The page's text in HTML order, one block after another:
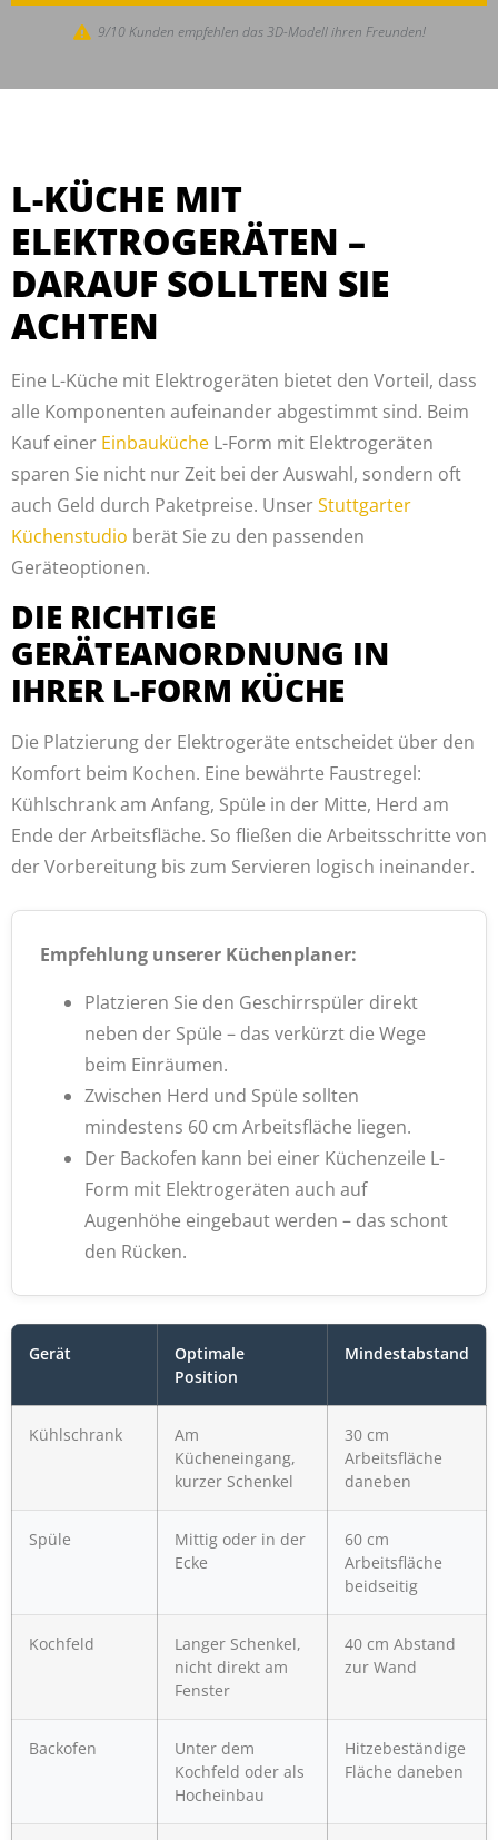
9/10 Kunden empfehlen das 3D-Modell ihren Freunden!
L-KÜCHE MIT
ELEKTROGERÄTEN –
DARAUF SOLLTEN SIE
ACHTEN
Eine L-Küche mit Elektrogeräten bietet den Vorteil, dass
alle Komponenten aufeinander abgestimmt sind. Beim
Kauf einer Einbauküche L-Form mit Elektrogeräten
sparen Sie nicht nur Zeit bei der Auswahl, sondern oft
auch Geld durch Paketpreise. UnserStuttgarter
Küchenstudio berät Sie zu den passenden
Geräteoptionen.
DIE RICHTIGE
GERÄTEANORDNUNG IN
IHRER L-FORM KÜCHE
Die Platzierung der Elektrogeräte entscheidet über den
Komfort beim Kochen. Eine bewährte Faustregel:
Kühlschrank am Anfang, Spüle in der Mitte, Herd am
Ende der Arbeitsfläche. So fließen die Arbeitsschritte von
der Vorbereitung bis zum Servieren logisch ineinander.
Empfehlung unserer Küchenplaner:
Platzieren Sie den Geschirrspüler direkt
neben der Spüle – das verkürzt die Wege
beim Einräumen.
Zwischen Herd und Spüle sollten
mindestens 60 cm Arbeitsfläche liegen.
Der Backofen kann bei einer Küchenzeile L-
Form mit Elektrogeräten auch auf
Augenhöhe eingebaut werden – das schont
den Rücken.
Gerät
Optimale
Position
Mindestabstand
Kühlschrank
Am
Kücheneingang,
kurzer Schenkel
30 cm
Arbeitsfläche
daneben
Spüle
Mittig oder in der
Ecke
60 cm
Arbeitsfläche
beidseitig
Kochfeld
Langer Schenkel,
nicht direkt am
Fenster
40 cm Abstand
zur Wand
Backofen
Unter dem
Kochfeld oder als
Hocheinbau
Hitzebeständige
Fläche daneben